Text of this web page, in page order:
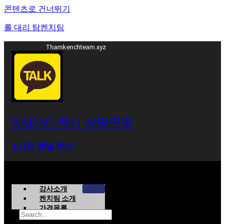
콘텐츠로 건너뛰기
롤 대리 탐켄치팀
Thamkenchteam.xyz
KAKAO 즉시 상담연결
⁕사칭 채널 주의
강사소개
켄치팀 소개
가격목록